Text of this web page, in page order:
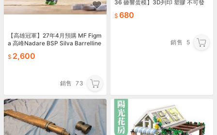
【高雄冠軍】27年4月預購 MF Figm
a 高峰Nadare BSP Silva Barrelline
2,600
銷售 73
36 砸響蛋模】3D列印 塑膠 不可發
680
銷售 5